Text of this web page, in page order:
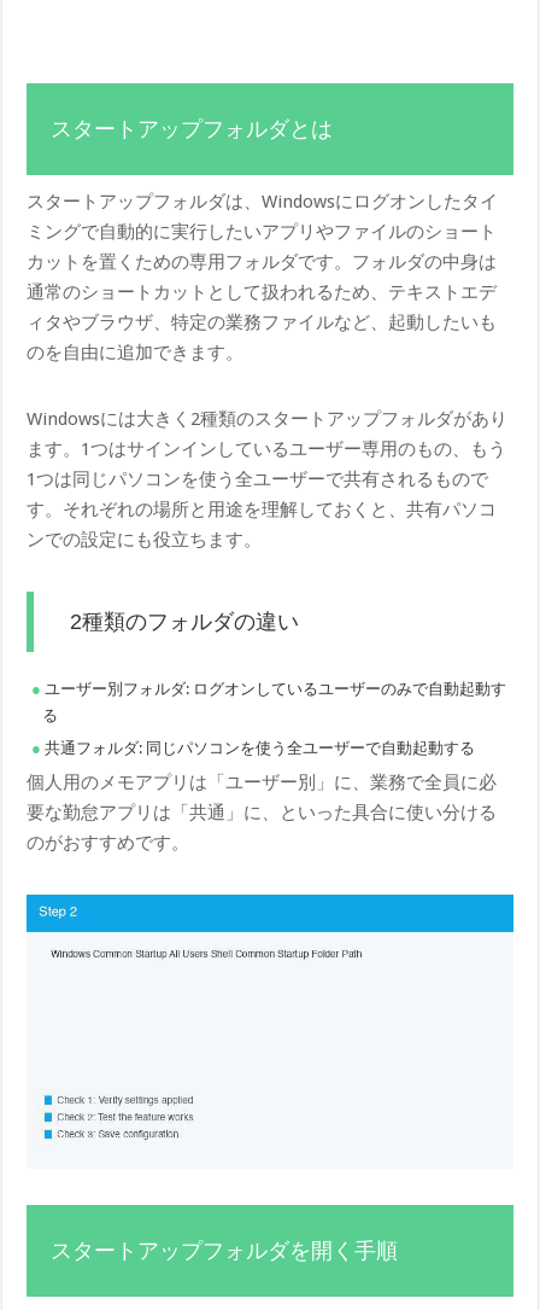
スタートアップフォルダとは
スタートアップフォルダは、Windowsにログオンしたタイ
ミングで自動的に実行したいアプリやファイルのショート
カットを置くための専用フォルダです。フォルダの中身は
通常のショートカットとして扱われるため、テキストエデ
ィタやブラウザ、特定の業務ファイルなど、起動したいも
のを自由に追加できます。
Windowsには大きく2種類のスタートアップフォルダがあり
ます。1つはサインインしているユーザー専用のもの、もう
1つは同じパソコンを使う全ユーザーで共有されるもので
す。それぞれの場所と用途を理解しておくと、共有パソコ
ンでの設定にも役立ちます。
2種類のフォルダの違い
ユーザー別フォルダ: ログオンしているユーザーのみで自動起動す
る
共通フォルダ: 同じパソコンを使う全ユーザーで自動起動する
個人用のメモアプリは「ユーザー別」に、業務で全員に必
要な勤怠アプリは「共通」に、といった具合に使い分ける
のがおすすめです。
スタートアップフォルダを開く手順